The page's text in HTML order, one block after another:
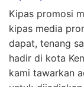
Kipas promosi
kipas media
dapat, tenang
hadir di kota
kami tawarkan